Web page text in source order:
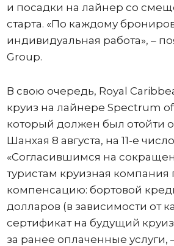
и посадки на лайнер со
старта. «По каждому
индивидуальная работа», –
Group.
В свою очередь, Royal
круиз на лайнере Spectrum
который должен был отойти
Шанхая 8 августа, на 11-е
«Согласившимся на
туристам круизная
компенсацию: бортовой
долларов (в зависимости от
сертификат на будущий
за ранее оплаченные услуги,